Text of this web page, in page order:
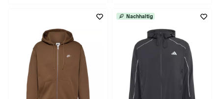
Nachhaltig